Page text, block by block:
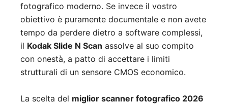
fotografico moderno. Se invece il vostro
obiettivo è puramente documentale e non avete
tempo da perdere dietro a software complessi,
il Kodak Slide N Scan assolve al suo compito
con onestà, a patto di accettare i limiti
strutturali di un sensore CMOS economico.
La scelta del miglior scanner fotografico 2026